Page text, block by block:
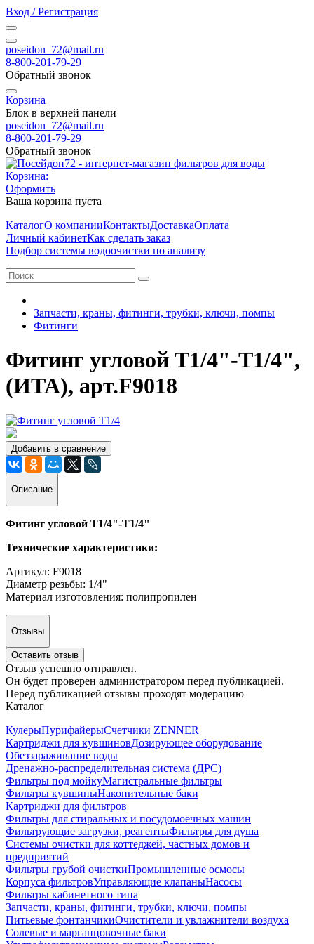
Вход / Регистрация
poseidon_72@mail.ru
8-800-201-79-29
Обратный звонок
Корзина
Блок в верхней панели
poseidon_72@mail.ru
8-800-201-79-29
Обратный звонок
Корзина:
Оформить
Ваша корзина пуста
КаталогО компанииКонтактыДоставкаОплата
Личный кабинетКак сделать заказ
Подбор системы водоочистки по анализу
Запчасти, краны, фитинги, трубки, ключи, помпы
Фитинги
Фитинг угловой Т1/4"-Т1/4",
(ИТА), арт.F9018
Добавить в сравнение
Описание
Фитинг угловой Т1/4"-Т1/4"
Технические характеристики:
Артикул: F9018
Диаметр резьбы: 1/4"
Материал изготовления: полипропилен
Отзывы
Оставить отзыв
Отзыв успешно отправлен.
Он будет проверен администратором перед публикацией.
Перед публикацией отзывы проходят модерацию
Каталог
КулерыПурифайерыСчетчики ZENNER
Картриджи для кувшиновДозирующее оборудование
Обеззараживание воды
Дренажно-распределительная система (ДРС)
Фильтры под мойкуМагистральные фильтры
Фильтры кувшиныНакопительные баки
Картриджи для фильтров
Фильтры для стиральных и посудомоечных машин
Фильтрующие загрузки, реагентыФильтры для душа
Системы очистки для коттеджей, частных домов и
предприятий
Фильтры грубой очисткиПромышленные осмосы
Корпуса фильтровУправляющие клапаныНасосы
Фильтры кабинетного типа
Запчасти, краны, фитинги, трубки, ключи, помпы
Питьевые фонтанчикиОчистители и увлажнители воздуха
Солевые и марганцовочные баки